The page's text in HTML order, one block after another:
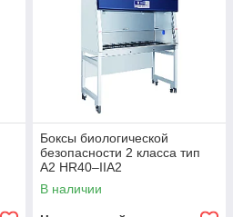
Боксы биологической
безопасности 2 класса тип
А2 HR40–IIA2
В наличии